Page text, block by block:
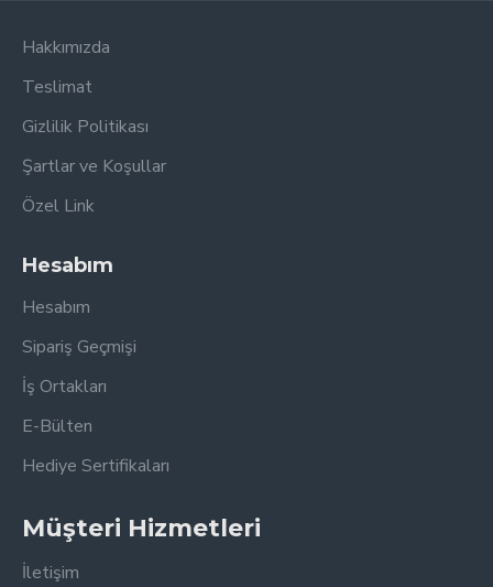
Hakkımızda
Teslimat
Gizlilik Politikası
Şartlar ve Koşullar
Özel Link
Hesabım
Hesabım
Sipariş Geçmişi
İş Ortakları
E-Bülten
Hediye Sertifikaları
Müşteri Hizmetleri
İletişim